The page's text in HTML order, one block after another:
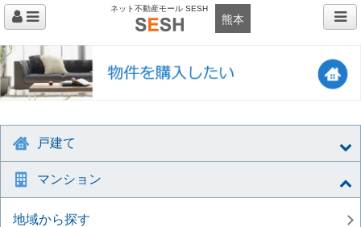
ネット不動産モール SESH
熊本
戸建て
マンション
地域から探す